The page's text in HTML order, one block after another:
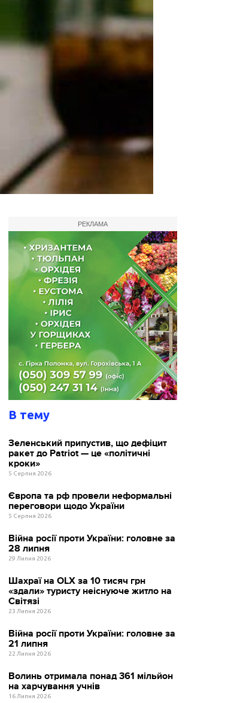
РЕКЛАМА
В тему
Зеленський припустив, що дефіцит
ракет до Patriot — це «політичні
кроки»
5 Серпня 2026
Європа та рф провели неформальні
переговори щодо України
5 Серпня 2026
Війна росії проти України: головне за
28 липня
29 Липня 2026
Шахраї на OLX за 10 тисяч грн
«здали» туристу неіснуюче житло на
Світязі
23 Липня 2026
Війна росії проти України: головне за
21 липня
22 Липня 2026
Волинь отримала понад 361 мільйон
на харчування учнів
16 Липня 2026